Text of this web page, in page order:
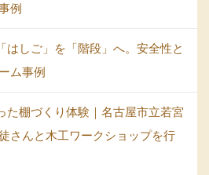
例
はしご」を「階段」へ。安全性と
ム事例
た棚づくり体験｜名古屋市立若宮
さんと木工ワークショップを行